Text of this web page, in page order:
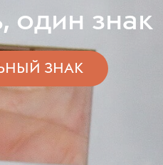
один знак
ЗНАК